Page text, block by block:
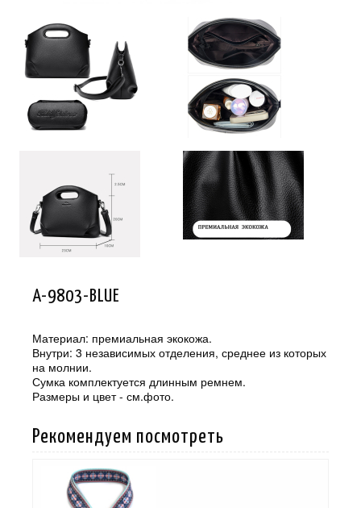
A-9803-BLUE
Материал: премиальная экокожа.
Внутри: 3 независимых отделения, среднее из которых
на молнии.
Сумка комплектуется длинным ремнем.
Размеры и цвет - см.фото.
Рекомендуем посмотреть